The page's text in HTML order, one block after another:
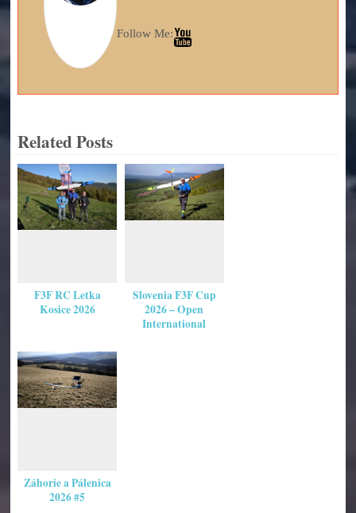
Follow Me:
Related Posts
F3F RC Letka
Kosice 2026
Slovenia F3F Cup
2026 – Open
International
Záhorie a Pálenica
2026 #5